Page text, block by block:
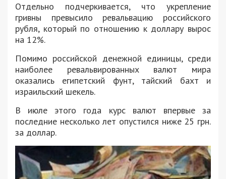
Отдельно подчеркивается, что укрепление
гривны превысило ревальвацию российского
рубля, который по отношению к доллару вырос
на 12%.
Помимо российской денежной единицы, среди
наиболее ревальвированных валют мира
оказались египетский фунт, тайский бахт и
израильский шекель.
В июле этого года курс валют впервые за
последние несколько лет опустился ниже 25 грн.
за доллар.